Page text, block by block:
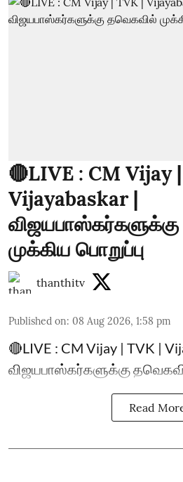
🔴LIVE : CM Vijay
Vijayabaskar |
முக்கிய பொறுப்பு
thanthitv
Published on: 08 Aug 2026, 1:58 pm
🔴LIVE : CM Vijay | TVK |
விஜயபாஸ்கர்களுக்கு
Read